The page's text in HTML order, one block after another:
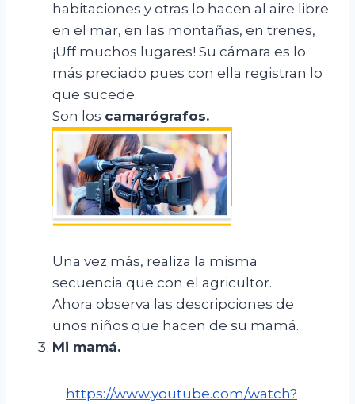
habitaciones y otras lo hacen al aire libre
en el mar, en las montañas, en trenes,
¡Uff muchos lugares! Su cámara es lo
más preciado pues con ella registran lo
que sucede.
Son los camarógrafos.
Una vez más, realiza la misma
secuencia que con el agricultor.
Ahora observa las descripciones de
unos niños que hacen de su mamá.
Mi mamá.
https://www.youtube.com/watch?